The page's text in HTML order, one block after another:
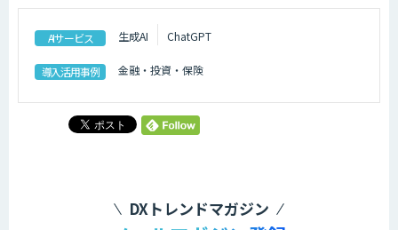
AIサービス 生成AI ChatGPT
導入活用事例 金融・投資・保険
DXトレンドマガジン